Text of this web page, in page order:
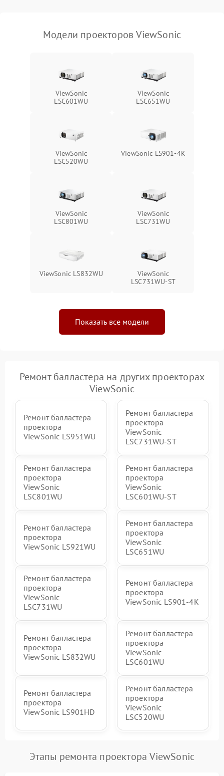
Модели проекторов ViewSonic
ViewSonic
LSC601WU
ViewSonic
LSC651WU
ViewSonic
LSC520WU
ViewSonic LS901-4K
ViewSonic
LSC801WU
ViewSonic
LSC731WU
ViewSonic LS832WU
ViewSonic
LSC731WU-ST
Показать все модели
Ремонт балластера на других проекторах
ViewSonic
Ремонт балластера
проектора
ViewSonic LS951WU
Ремонт балластера
проектора
ViewSonic
LSC731WU-ST
Ремонт балластера
проектора
ViewSonic
LSC801WU
Ремонт балластера
проектора
ViewSonic
LSC601WU-ST
Ремонт балластера
проектора
ViewSonic LS921WU
Ремонт балластера
проектора
ViewSonic
LSC651WU
Ремонт балластера
проектора
ViewSonic
LSC731WU
Ремонт балластера
проектора
ViewSonic LS901-4K
Ремонт балластера
проектора
ViewSonic LS832WU
Ремонт балластера
проектора
ViewSonic
LSC601WU
Ремонт балластера
проектора
ViewSonic LS901HD
Ремонт балластера
проектора
ViewSonic
LSC520WU
Этапы ремонта проектора ViewSonic